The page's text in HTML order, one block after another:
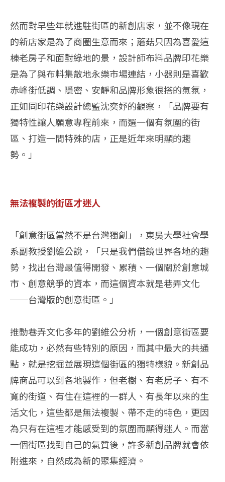
然而對早些年就進駐街區的新創店家，並不像現在
的新店家是為了商圈生意而來；蘑菇只因為喜愛這
棟老房子和面對綠地的景，設計師布料品牌印花樂
是為了與布料集散地永樂市場連結，小器則是喜歡
赤峰街低調、隱密、安靜和品牌形象很搭的氣氛，
正如同印花樂設計總監沈奕妤的觀察，「品牌要有
獨特性讓人願意專程前來，而選一個有氛圍的街
區、打造一間特殊的店，正是近年來明顯的趨
勢。」
無法複製的街區才迷人
「創意街區當然不是台灣獨創」，東吳大學社會學
系副教授劉維公說，「只是我們借鏡世界各地的趨
勢，找出台灣最值得開發、累積、一個關於創意城
市、創意競爭的資本，而這個資本就是巷弄文化
──台灣版的創意街區。」
推動巷弄文化多年的劉維公分析，一個創意街區要
能成功，必然有些特別的原因，而其中最大的共通
點，就是挖掘並展現這個街區的獨特樣貌。新創品
牌商品可以到各地製作，但老樹、有老房子、有不
寬的街道、有住在這裡的一群人、有長年以來的生
活文化，這些都是無法複製、帶不走的特色，更因
為只有在這裡才能感受到的氛圍而顯得迷人。而當
一個街區找到自己的氣質後，許多新創品牌就會依
附進來，自然成為新的聚集經濟。